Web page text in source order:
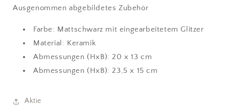
Ausgenommen abgebildetes Zubehör
Farbe: Mattschwarz mit eingearbeitetem Glitzer
Material: Keramik
Abmessungen (HxB): 20 x 13 cm
Abmessungen (HxB): 23,5 x 15 cm
Aktie